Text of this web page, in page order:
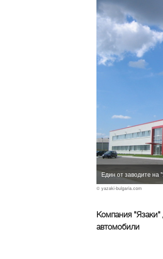
Един от заводите на
© yazaki-bulgaria.com
Компания "Язаки"
автомобили